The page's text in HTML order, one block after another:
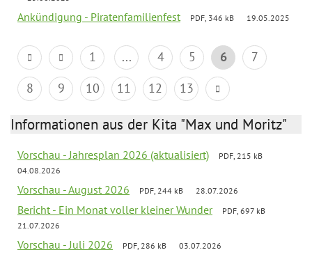
Ankündigung - Piratenfamilienfest PDF, 346 kB 19.05.2025
1 ... 4 5 6
7
8
9 10 11 12 13
Informationen aus der Kita "Max und Moritz"
Vorschau - Jahresplan 2026 (aktualisiert)
PDF, 215 kB
04.08.2026
Vorschau - August 2026 PDF, 244 kB 28.07.2026
Bericht - Ein Monat voller kleiner Wunder
PDF, 697 kB
21.07.2026
Vorschau - Juli 2026 PDF, 286 kB 03.07.2026